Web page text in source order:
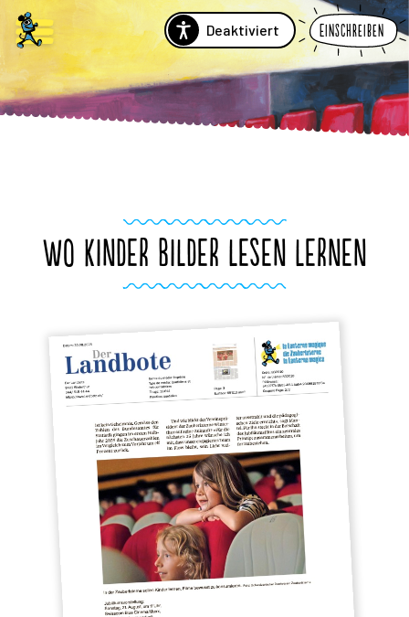
Deaktiviert Einschreiben
WO KINDER BILDER LESEN LERNEN